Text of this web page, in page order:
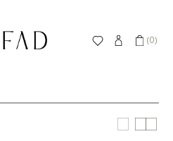
(0)